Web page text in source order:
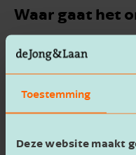
Toestemming
Deze website maakt
Waar gaat het
Bedrijven die
vallen moeten veel
werknemers
uitgesplitst naar